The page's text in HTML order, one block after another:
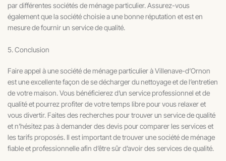
par différentes sociétés de ménage particulier. Assurez-vous
également que la société choisie a une bonne réputation et est en
mesure de fournir un service de qualité.
5. Conclusion
Faire appel à une société de ménage particulier à Villenave-d’Ornon
est une excellente façon de se décharger du nettoyage et de l’entretien
de votre maison. Vous bénéficierez d’un service professionnel et de
qualité et pourrez profiter de votre temps libre pour vous relaxer et
vous divertir. Faites des recherches pour trouver un service de qualité
et n’hésitez pas à demander des devis pour comparer les services et
les tarifs proposés. Il est important de trouver une société de ménage
fiable et professionnelle afin d’être sûr d’avoir des services de qualité.